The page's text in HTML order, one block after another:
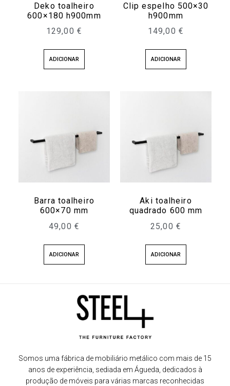
Deko toalheiro
600×180 h900mm
129,00 €
ADICIONAR
Clip espelho 500×30
h900mm
149,00 €
ADICIONAR
Barra toalheiro
600×70 mm
49,00 €
ADICIONAR
Aki toalheiro
quadrado 600 mm
25,00 €
ADICIONAR
Somos uma fábrica de mobiliário metálico com mais de 15
anos de experiência, sediada em Águeda, dedicados à
produção de móveis para várias marcas reconhecidas